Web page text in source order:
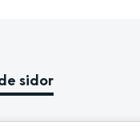
sidor